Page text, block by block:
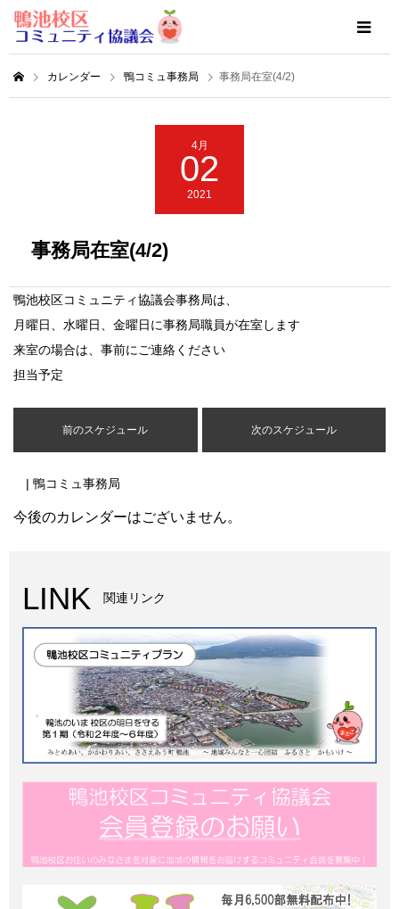
カレンダー 鴨コミュ事務局 事務局在室(4/2)
4月
02
2021
事務局在室(4/2)
鴨池校区コミュニティ協議会事務局は、
月曜日、水曜日、金曜日に事務局職員が在室します
来室の場合は、事前にご連絡ください
担当予定
前のスケジュール 次のスケジュール
| 鴨コミュ事務局
今後のカレンダーはございません。
LINK 関連リンク